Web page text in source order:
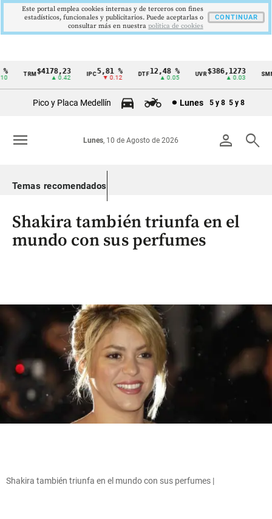
Cintillo
Colombia
TRM$4178,23
▲ 0.42
5,81 %
▼ 0.12
DTF12,48 %
▲ 0.05
UVR$386,1273
▲ 0.03
Pico y Placa Medellín Lunes 5 y 8 5 y 8
person search
Lunes, 10 de Agosto de 2026
menu
Temas recomendados
Shakira también triunfa en el
mundo con sus perfumes
Shakira también triunfa en el mundo con sus perfumes |
Este portal emplea cookies internas y de terceros con fines
estadísticos, funcionales y publicitarios. Puede aceptarlas o
consultar más en nuestra politica de cookies
CONTINUAR